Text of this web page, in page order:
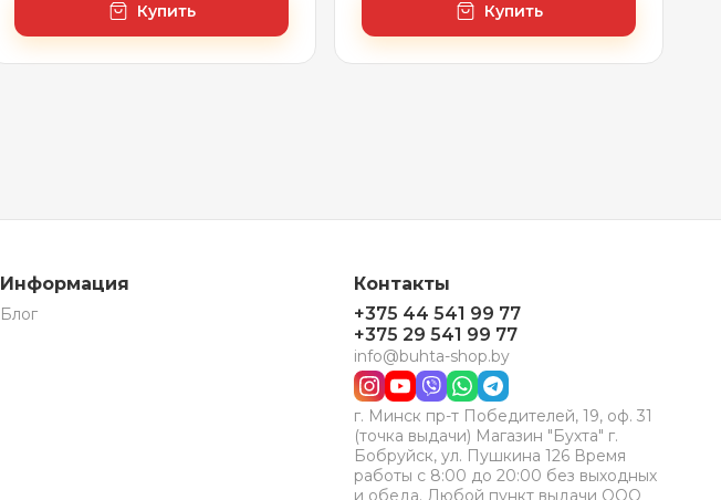
Купить Купить
Информация
Блог
Контакты
+375 44 541 99 77
+375 29 541 99 77
info@buhta-shop.by
г. Минск пр-т Победителей, 19, оф. 31
(точка выдачи) Магазин "Бухта" г.
Бобруйск, ул. Пушкина 126 Время
работы с 8:00 до 20:00 без выходных
и обеда. Любой пункт выдачи ООО